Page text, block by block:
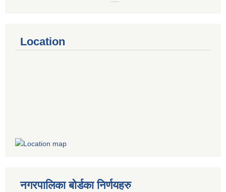
Location
नगरपालिका बोर्डका निर्णयहरु